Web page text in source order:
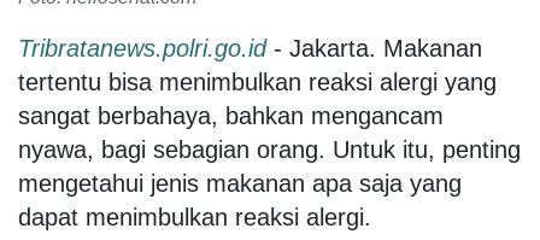
Tribratanews.polri.go.id- Jakarta. Makanan
tertentu bisa menimbulkan reaksi alergi yang
sangat berbahaya, bahkan mengancam
nyawa, bagi sebagian orang. Untuk itu, penting
mengetahui jenis makanan apa saja yang
dapat menimbulkan reaksi alergi.